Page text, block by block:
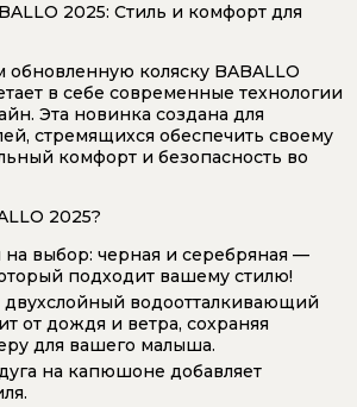
2025: Стиль и комфорт для
обновленную коляску BABALLO
в себе современные технологии
Эта новинка создана для
стремящихся обеспечить своему
комфорт и безопасность во
2025?
выбор: черная и серебряная —
подходит вашему стилю!
водоотталкивающий
от дождя и ветра, сохраняя
для вашего малыша.
на капюшоне добавляет